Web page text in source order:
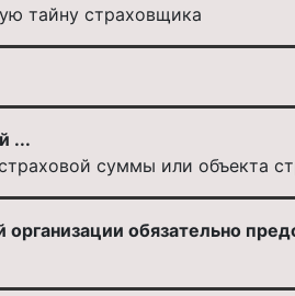
тайну страховщика
...
суммы или объекта
обязательно